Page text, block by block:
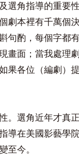
選角指導的重要
劇本裡有千萬個
句酌，每個字都
畫面；當我處理
果各位（編劇）
。選角近年才真
導在美國影藝學
至今。